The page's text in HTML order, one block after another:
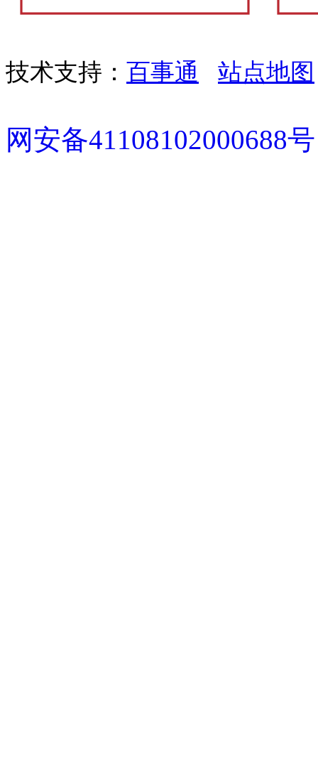
技术支持： 百事通 站点地图
网安备41108102000688号